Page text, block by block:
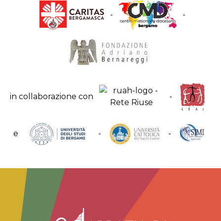
- -
in collaborazione con -
e - -